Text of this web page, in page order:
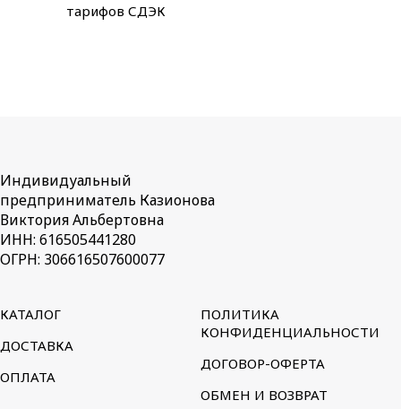
тарифов СДЭК
Индивидуальный
предприниматель Казионова
Виктория Альбертовна
ИНН: 616505441280
ОГРН: 306616507600077
КАТАЛОГ
ДОСТАВКА
ОПЛАТА
ПОЛИТИКА
КОНФИДЕНЦИАЛЬНОСТИ
ДОГОВОР-ОФЕРТА
ОБМЕН И ВОЗВРАТ